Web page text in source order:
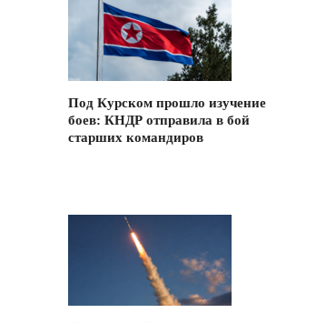
Под Курском прошло изучение
боев: КНДР отправила в бой
старших командиров